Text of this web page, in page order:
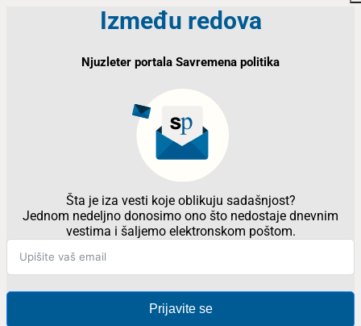
Između redova
Njuzleter portala Savremena politika
Šta je iza vesti koje oblikuju sadašnjost?
Jednom nedeljno donosimo ono što nedostaje dnevnim
vestima i šaljemo elektronskom poštom.
Prijavite se